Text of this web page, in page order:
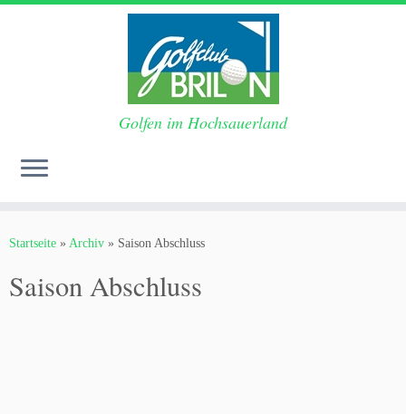
Inhalt
Golfen im Hochsauerland
Startseite » Archiv » Saison Abschluss
Saison Abschluss